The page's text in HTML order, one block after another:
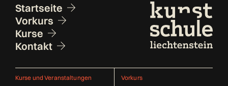
Fusszeile
Startseite
Vorkurs
Kurse
Kontakt
Kurse und Veranstaltungen
Vorkurs